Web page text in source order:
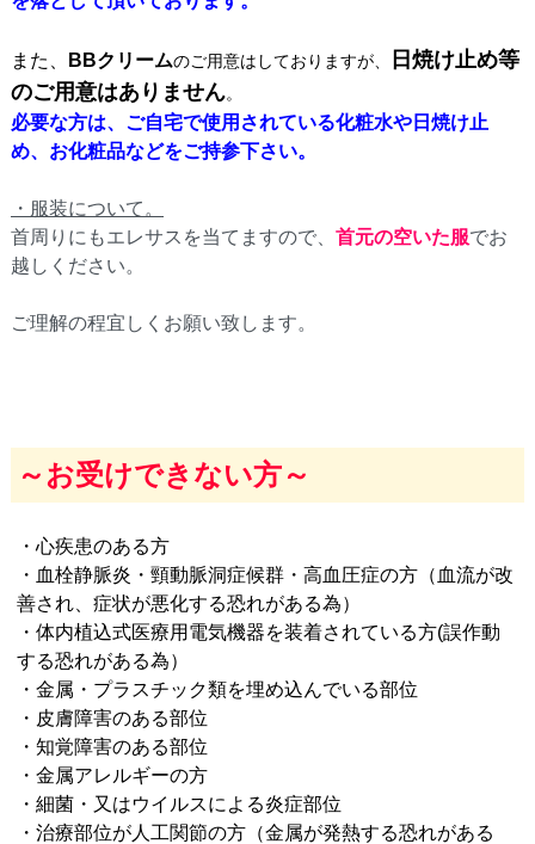
また、 BBクリームのご用意はしておりますが、
日焼け止め等
のご用意はありません。
必要な方は、ご自宅で使用されている化粧水や日焼け止
め、お化粧品などをご持参下さい。
・服装について。
首周りにもエレサスを当てますので、 首元の空いた服でお
越しください。
ご理解の程宜しくお願い致します。
～お受けできない方～
・心疾患のある方
・血栓静脈炎・頸動脈洞症候群・高血圧症の方（血流が改
善され、症状が悪化する恐れがある為）
・体内植込式医療用電気機器を装着されている方(誤作動
する恐れがある為）
・金属・プラスチック類を埋め込んでいる部位
・皮膚障害のある部位
・知覚障害のある部位
・金属アレルギーの方
・細菌・又はウイルスによる炎症部位
・治療部位が人工関節の方（金属が発熱する恐れがある